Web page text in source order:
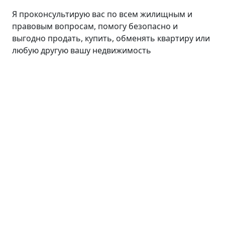
Я проконсультирую вас по всем жилищным и
правовым вопросам, помогу безопасно и
выгодно продать, купить, обменять квартиру или
любую другую вашу недвижимость